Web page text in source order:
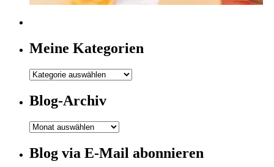
Meine Kategorien
Meine
Blog-Archiv
Blog-
Blog via E-Mail abonnieren